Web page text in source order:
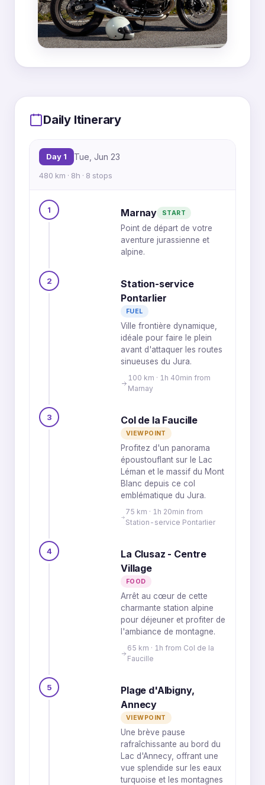
4
5
MapLibre|OpenFreeMap © OpenMapTilesData fromOpenStreetMap
Daily Itinerary
Day 1 Tue, Jun 23
480 km · 8h · 8 stops
1 Marnay START
Point de départ de votre
aventure jurassienne et
alpine.
2
Station-service
Pontarlier
FUEL
Ville frontière dynamique,
idéale pour faire le plein
avant d'attaquer les routes
sinueuses du Jura.
100 km · 1h 40min from
Marnay
3 Col de la Faucille
VIEWPOINT
Profitez d'un panorama
époustouflant sur le Lac
Léman et le massif du Mont
Blanc depuis ce col
emblématique du Jura.
75 km · 1h 20min from
Station-service Pontarlier
4
La Clusaz - Centre
Village
FOOD
Arrêt au cœur de cette
charmante station alpine
pour déjeuner et profiter de
l'ambiance de montagne.
65 km · 1h from Col de la
Faucille
5
Plage d'Albigny,
Annecy
VIEWPOINT
Une brève pause
rafraîchissante au bord du
Lac d'Annecy, offrant une
vue splendide sur les eaux
turquoise et les montagnes